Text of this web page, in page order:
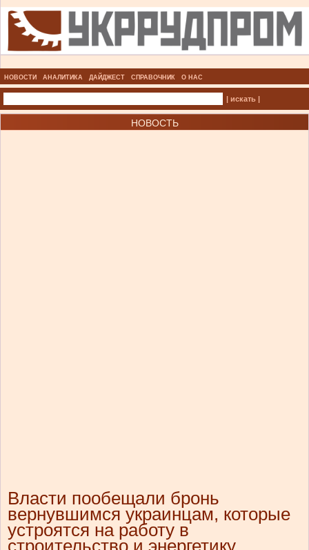
НОВОСТИ АНАЛИТИКА ДАЙДЖЕСТ СПРАВОЧНИК О НАС
| искать |
НОВОСТЬ
Власти пообещали бронь
вернувшимся украинцам, которые
устроятся на работу в